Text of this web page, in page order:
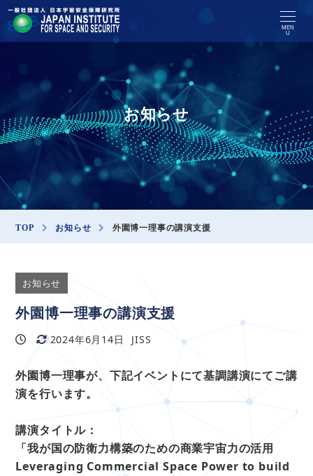
MEN
U
お知らせ
TOP お知らせ 外園博一理事の講演支援
お知らせ
外園博一理事の講演支援
投稿日更新日
2024年6月14日
著
者
JISS
外園博一理事が、下記イベントにて基調講演にてご講
演を行います。
講演タイトル：
「我が国の防衛力構築のための商業宇宙力の活用
Leveraging Commercial Space Power to build